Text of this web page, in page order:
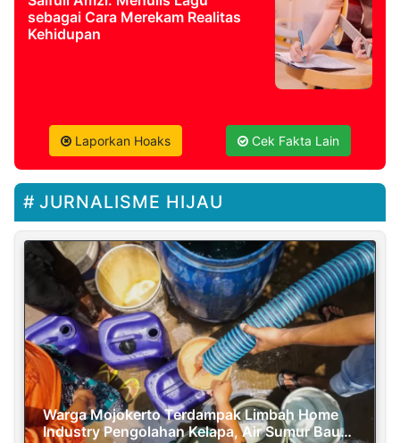
sebagai Cara Merekam Realitas
Kehidupan
Laporkan Hoaks Cek Fakta Lain
JURNALISME HIJAU
Warga Mojokerto Terdampak Limbah Home
Industry Pengolahan Kelapa, Air Sumur Bau